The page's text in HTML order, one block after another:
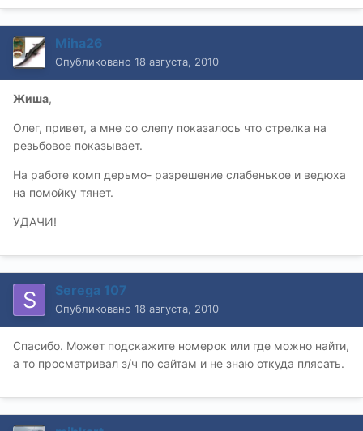
Miha26
Опубликовано 18 августа, 2010
Жиша,
Олег, привет, а мне со слепу показалось что стрелка на
резьбовое показывает.
На работе комп дерьмо- разрешение слабенькое и ведюха
на помойку тянет.
УДАЧИ!
Serega 107
Опубликовано 18 августа, 2010
Спасибо. Может подскажите номерок или где можно найти,
а то просматривал з/ч по сайтам и не знаю откуда плясать.